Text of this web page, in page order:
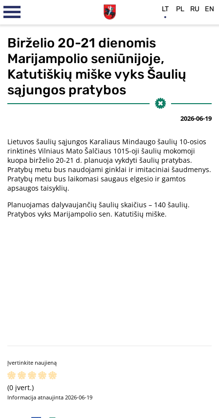
Birželio 20-21 dienomis
Marijampolio seniūnijoje,
Katutiškių miške vyks Šaulių
sąjungos pratybos
2026-06-19
Lietuvos šaulių sąjungos Karaliaus Mindaugo šaulių 10-osios
rinktinės Vilniaus Mato Šalčiaus 1015-oji šaulių mokomoji
kuopa birželio 20-21 d. planuoja vykdyti šaulių pratybas.
Pratybų metu bus naudojami ginklai ir imitaciniai šaudmenys.
Pratybų metu bus laikomasi saugaus elgesio ir gamtos
apsaugos taisyklių.
Planuojamas dalyvaujančių šaulių skaičius – 140 šaulių.
Pratybos vyks Marijampolio sen. Katutišių miške.
Įvertinkite naujieną
(0 įvert.)
Informacija atnaujinta 2026-06-19
LT PL RU EN